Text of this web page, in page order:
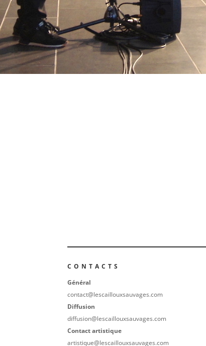
CONTACTS
Général
contact@lescaillouxsauvages.com
Diffusion
diffusion@lescaillouxsauvages.com
Contact artistique
artistique@lescaillouxsauvages.com